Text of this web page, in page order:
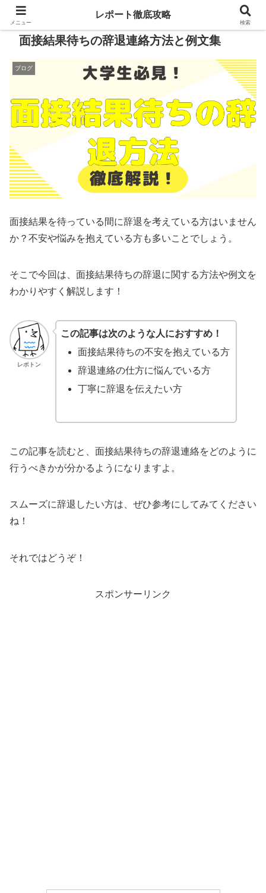
面接結果待ちの辞退連絡方法と例文集
ブログ
面接結果を待っている間に辞退を考えている方はいません
か？不安や悩みを抱えている方も多いことでしょう。
そこで今回は、面接結果待ちの辞退に関する方法や例文を
わかりやすく解説します！
レポトン
この記事は次のような人におすすめ！
面接結果待ちの不安を抱えている方
辞退連絡の仕方に悩んでいる方
丁寧に辞退を伝えたい方
この記事を読むと、面接結果待ちの辞退連絡をどのように
行うべきかが分かるようになりますよ。
スムーズに辞退したい方は、ぜひ参考にしてみてください
ね！
それではどうぞ！
スポンサーリンク
メニュー
レポート徹底攻略
検索